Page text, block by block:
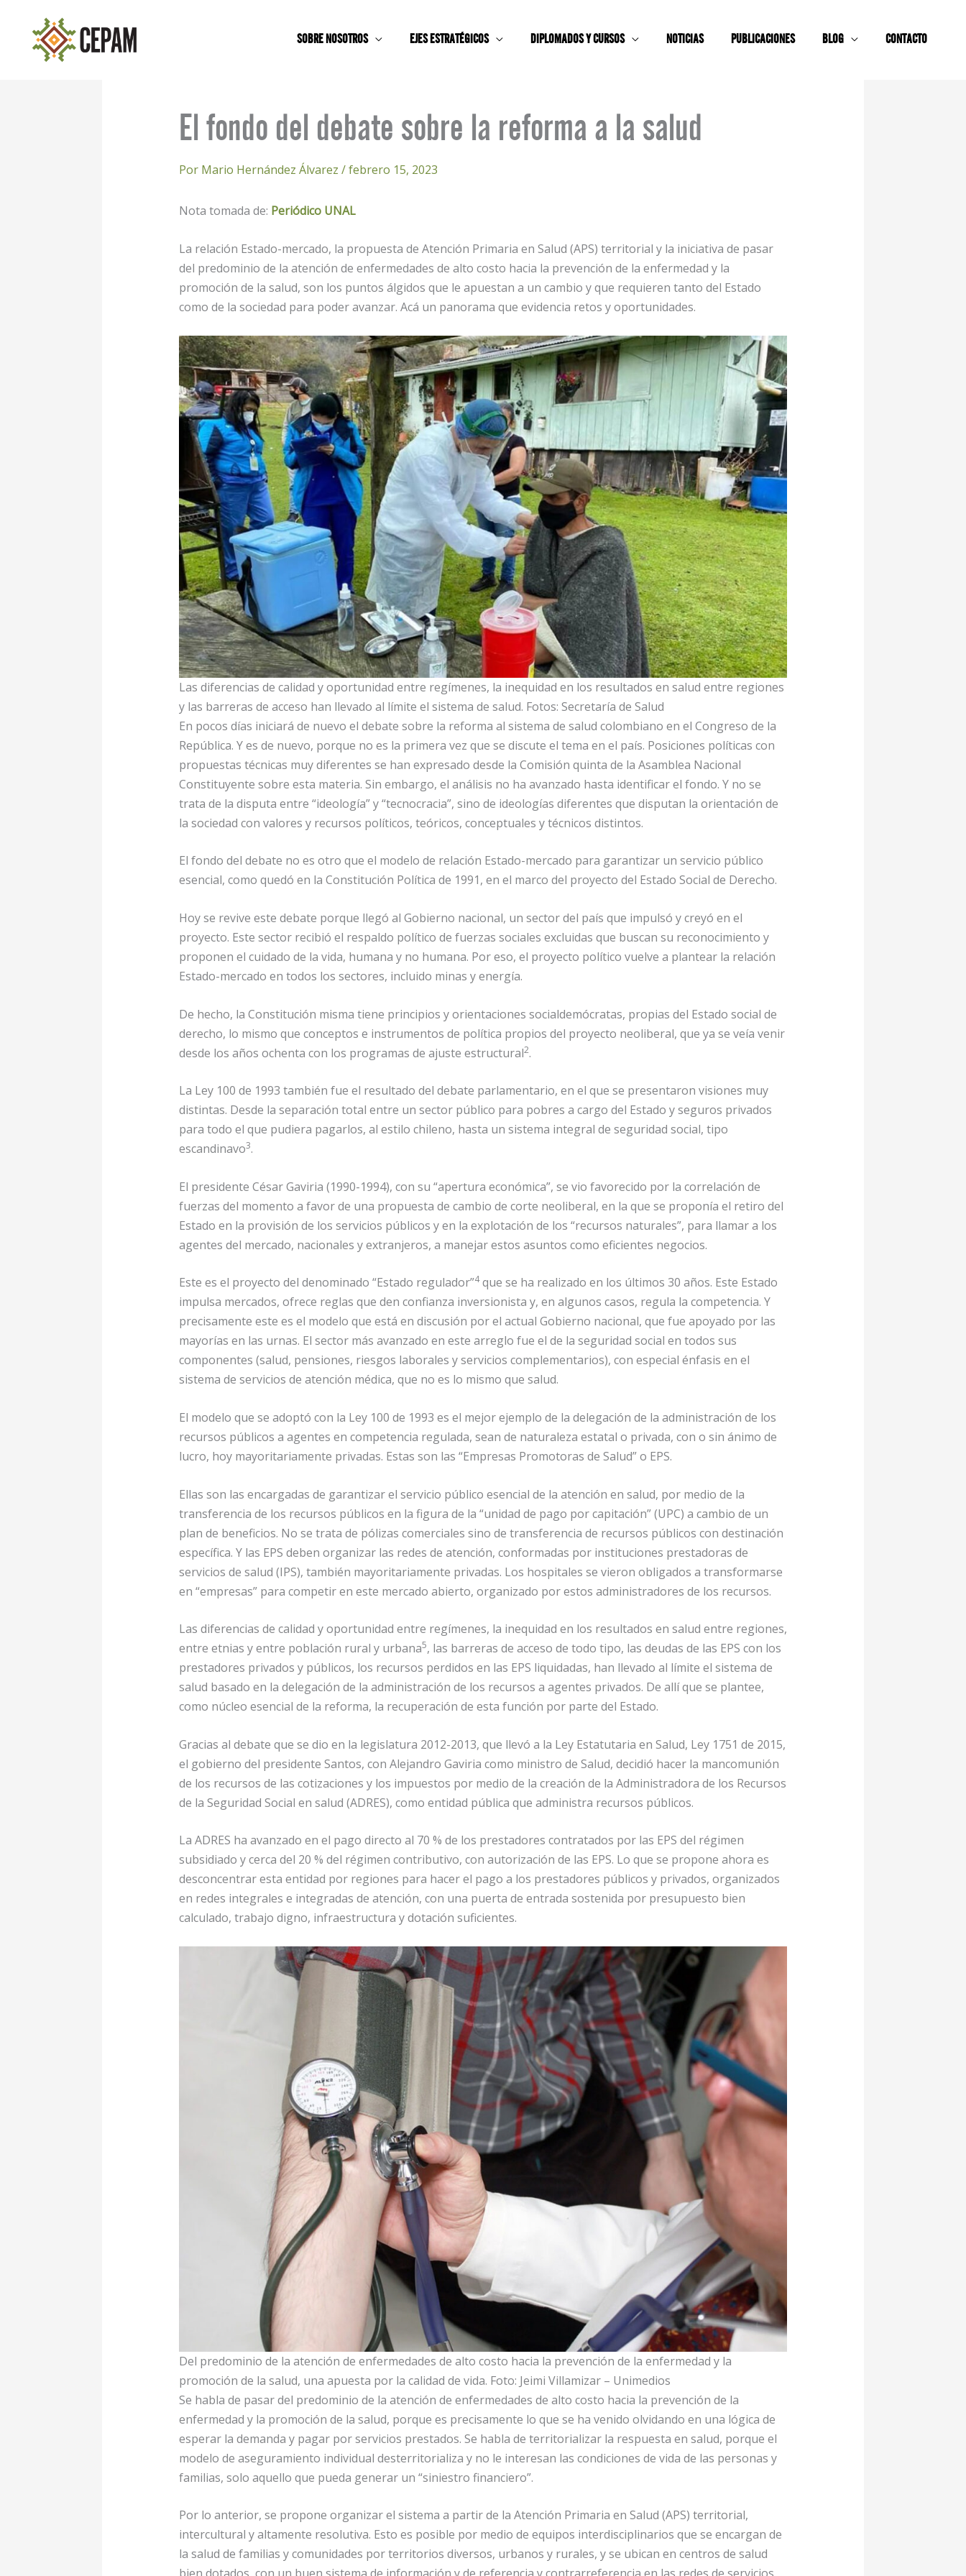
contenido
SOBRE NOSOTROS EJES ESTRATÉGICOS DIPLOMADOS Y CURSOS NOTICIAS PUBLICACIONES BLOG CONTACTO
El fondo del debate sobre la reforma a la salud
Por Mario Hernández Álvarez /febrero 15, 2023
Nota tomada de: Periódico UNAL
La relación Estado-mercado, la propuesta de Atención Primaria en Salud (APS) territorial y la iniciativa de pasar
del predominio de la atención de enfermedades de alto costo hacia la prevención de la enfermedad y la
promoción de la salud, son los puntos álgidos que le apuestan a un cambio y que requieren tanto del Estado
como de la sociedad para poder avanzar. Acá un panorama que evidencia retos y oportunidades.
Las diferencias de calidad y oportunidad entre regímenes, la inequidad en los resultados en salud entre regiones
y las barreras de acceso han llevado al límite el sistema de salud. Fotos: Secretaría de Salud
En pocos días iniciará de nuevo el debate sobre la reforma al sistema de salud colombiano en el Congreso de la
República. Y es de nuevo, porque no es la primera vez que se discute el tema en el país. Posiciones políticas con
propuestas técnicas muy diferentes se han expresado desde la Comisión quinta de la Asamblea Nacional
Constituyente sobre esta materia. Sin embargo, el análisis no ha avanzado hasta identificar el fondo. Y no se
trata de la disputa entre “ideología” y “tecnocracia”, sino de ideologías diferentes que disputan la orientación de
la sociedad con valores y recursos políticos, teóricos, conceptuales y técnicos distintos.
El fondo del debate no es otro que el modelo de relación Estado-mercado para garantizar un servicio público
esencial, como quedó en la Constitución Política de 1991, en el marco del proyecto del Estado Social de Derecho.
Hoy se revive este debate porque llegó al Gobierno nacional, un sector del país que impulsó y creyó en el
proyecto. Este sector recibió el respaldo político de fuerzas sociales excluidas que buscan su reconocimiento y
proponen el cuidado de la vida, humana y no humana. Por eso, el proyecto político vuelve a plantear la relación
Estado-mercado en todos los sectores, incluido minas y energía.
De hecho, la Constitución misma tiene principios y orientaciones socialdemócratas, propias del Estado social de
derecho, lo mismo que conceptos e instrumentos de política propios del proyecto neoliberal, que ya se veía venir
desde los años ochenta con los programas de ajuste estructural2.
La Ley 100 de 1993 también fue el resultado del debate parlamentario, en el que se presentaron visiones muy
distintas. Desde la separación total entre un sector público para pobres a cargo del Estado y seguros privados
para todo el que pudiera pagarlos, al estilo chileno, hasta un sistema integral de seguridad social, tipo
escandinavo3.
El presidente César Gaviria (1990-1994), con su “apertura económica”, se vio favorecido por la correlación de
fuerzas del momento a favor de una propuesta de cambio de corte neoliberal, en la que se proponía el retiro del
Estado en la provisión de los servicios públicos y en la explotación de los “recursos naturales”, para llamar a los
agentes del mercado, nacionales y extranjeros, a manejar estos asuntos como eficientes negocios.
Este es el proyecto del denominado “Estado regulador”4que se ha realizado en los últimos 30 años. Este Estado
impulsa mercados, ofrece reglas que den confianza inversionista y, en algunos casos, regula la competencia. Y
precisamente este es el modelo que está en discusión por el actual Gobierno nacional, que fue apoyado por las
mayorías en las urnas. El sector más avanzado en este arreglo fue el de la seguridad social en todos sus
componentes (salud, pensiones, riesgos laborales y servicios complementarios), con especial énfasis en el
sistema de servicios de atención médica, que no es lo mismo que salud.
El modelo que se adoptó con la Ley 100 de 1993 es el mejor ejemplo de la delegación de la administración de los
recursos públicos a agentes en competencia regulada, sean de naturaleza estatal o privada, con o sin ánimo de
lucro, hoy mayoritariamente privadas. Estas son las “Empresas Promotoras de Salud” o EPS.
Ellas son las encargadas de garantizar el servicio público esencial de la atención en salud, por medio de la
transferencia de los recursos públicos en la figura de la “unidad de pago por capitación” (UPC) a cambio de un
plan de beneficios. No se trata de pólizas comerciales sino de transferencia de recursos públicos con destinación
específica. Y las EPS deben organizar las redes de atención, conformadas por instituciones prestadoras de
servicios de salud (IPS), también mayoritariamente privadas. Los hospitales se vieron obligados a transformarse
en “empresas” para competir en este mercado abierto, organizado por estos administradores de los recursos.
Las diferencias de calidad y oportunidad entre regímenes, la inequidad en los resultados en salud entre regiones,
entre etnias y entre población rural y urbana5, las barreras de acceso de todo tipo, las deudas de las EPS con los
prestadores privados y públicos, los recursos perdidos en las EPS liquidadas, han llevado al límite el sistema de
salud basado en la delegación de la administración de los recursos a agentes privados. De allí que se plantee,
como núcleo esencial de la reforma, la recuperación de esta función por parte del Estado.
Gracias al debate que se dio en la legislatura 2012-2013, que llevó a la Ley Estatutaria en Salud, Ley 1751 de 2015,
el gobierno del presidente Santos, con Alejandro Gaviria como ministro de Salud, decidió hacer la mancomunión
de los recursos de las cotizaciones y los impuestos por medio de la creación de la Administradora de los Recursos
de la Seguridad Social en salud (ADRES), como entidad pública que administra recursos públicos.
La ADRES ha avanzado en el pago directo al 70 % de los prestadores contratados por las EPS del régimen
subsidiado y cerca del 20 % del régimen contributivo, con autorización de las EPS. Lo que se propone ahora es
desconcentrar esta entidad por regiones para hacer el pago a los prestadores públicos y privados, organizados
en redes integrales e integradas de atención, con una puerta de entrada sostenida por presupuesto bien
calculado, trabajo digno, infraestructura y dotación suficientes.
Del predominio de la atención de enfermedades de alto costo hacia la prevención de la enfermedad y la
promoción de la salud, una apuesta por la calidad de vida. Foto: Jeimi Villamizar – Unimedios
Se habla de pasar del predominio de la atención de enfermedades de alto costo hacia la prevención de la
enfermedad y la promoción de la salud, porque es precisamente lo que se ha venido olvidando en una lógica de
esperar la demanda y pagar por servicios prestados. Se habla de territorializar la respuesta en salud, porque el
modelo de aseguramiento individual desterritorializa y no le interesan las condiciones de vida de las personas y
familias, solo aquello que pueda generar un “siniestro financiero”.
Por lo anterior, se propone organizar el sistema a partir de la Atención Primaria en Salud (APS) territorial,
intercultural y altamente resolutiva. Esto es posible por medio de equipos interdisciplinarios que se encargan de
la salud de familias y comunidades por territorios diversos, urbanos y rurales, y se ubican en centros de salud